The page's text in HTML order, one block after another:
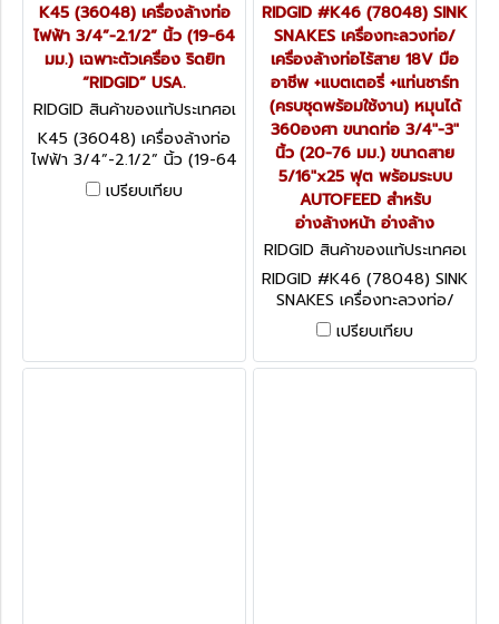
K45 (36048) เครื่องล้างท่อ
ไฟฟ้า 3/4”-2.1/2” นิ้ว (19-64
มม.) เฉพาะตัวเครื่อง ริดยิท
“RIDGID” USA.
RIDGID สินค้าของแท้ประเทศอเ
มริกา K45 (36048)
K45 (36048) เครื่องล้างท่อ
ไฟฟ้า 3/4”-2.1/2” นิ้ว (19-64
มม.) เฉพาะตัวเครื่อง ริดยิท
“RIDGID” USA.
เปรียบเทียบ
RIDGID #K46 (78048) SINK
SNAKES เครื่องทะลวงท่อ/
เครื่องล้างท่อไร้สาย 18V มือ
อาชีพ +แบตเตอรี่ +แท่นชาร์ท
(ครบชุดพร้อมใช้งาน) หมุนได้
360องศา ขนาดท่อ 3/4"-3"
นิ้ว (20-76 มม.) ขนาดสาย
5/16"x25 ฟุต พร้อมระบบ
AUTOFEED สำหรับ
อ่างล้างหน้า อ่างล้าง
RIDGID สินค้าของแท้ประเทศอเ
มริกา K46 SINK SNAKES
RIDGID #K46 (78048) SINK
SNAKES เครื่องทะลวงท่อ/
เครื่องล้างท่อไร้สาย 18V มือ
อาชีพ +แบตเตอรี่ +แท่นชาร์ท
(ครบชุดพร้อมใช้งาน) หมุนได้
เปรียบเทียบ